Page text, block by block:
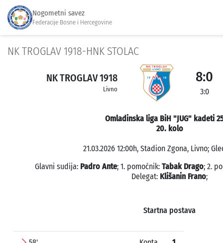
Nogometni savez
Federacije Bosne i Hercegovine
NK TROGLAV 1918-HNK STOLAC
NK TROGLAV 1918
Livno
8:0
3:0
Omladinska liga BiH "JUG" kadeti
20. kolo
21.03.2026 12:00h, Stadion Zgona, Livno;
Glavni sudija: Padro Ante; 1. pomoćnik: Tabak Drago; 2.
Delegat: Klišanin Frano;
Startna postava